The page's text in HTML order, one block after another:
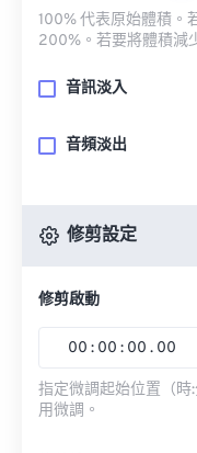
100% 代表原始體積。
200%。若要將體積減
音訊淡入
音頻淡出
修剪設定
修剪啟動
00 : 00 : 00 . 00
指定微調起始位置（
用微調。